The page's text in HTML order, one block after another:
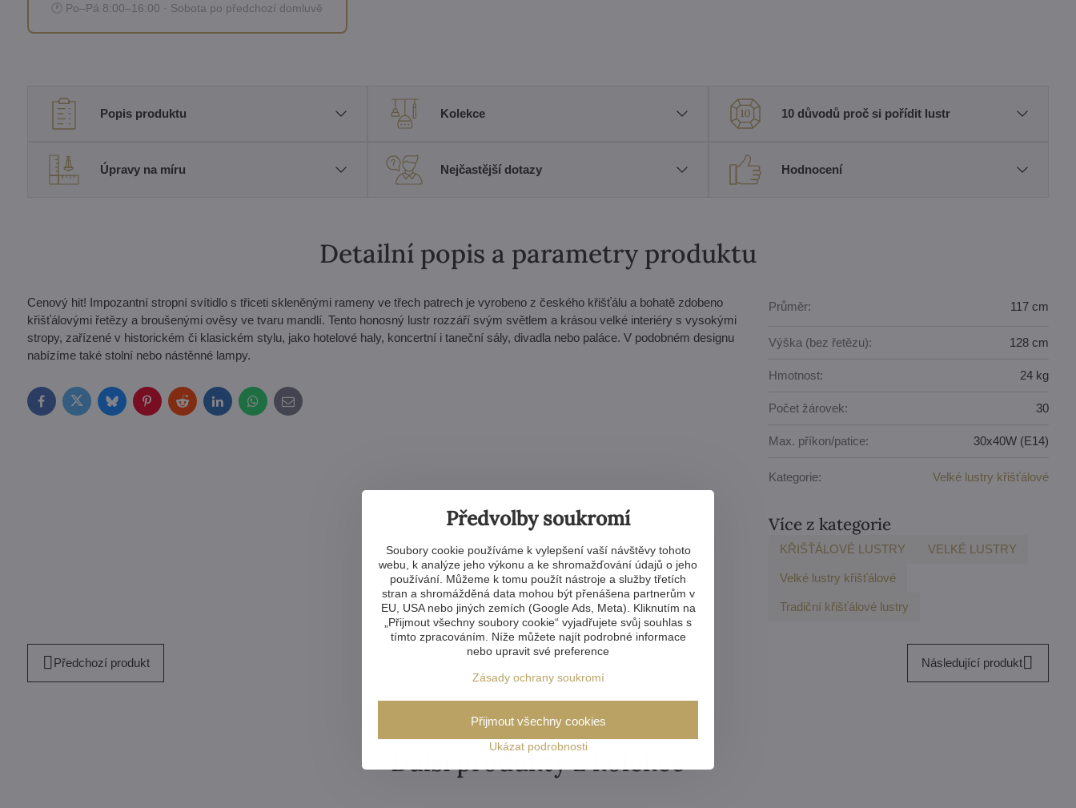
🕐 Po–Pá 8:00–16:00 · Sobota po předchozí domluvě
Popis produktu Kolekce 10 důvodů proč si pořídit lustr
Úpravy na míru Nejčastější dotazy Hodnocení
Detailní popis a parametry produktu
Cenový hit! Impozantní stropní svítidlo s třiceti skleněnými rameny ve třech patrech je vyrobeno z českého křišťálu a bohatě zdobeno
křišťálovými řetězy a broušenými ověsy ve tvaru mandlí. Tento honosný lustr rozzáří svým světlem a krásou velké interiéry s vysokými
stropy, zařízené v historickém či klasickém stylu, jako hotelové haly, koncertní i taneční sály, divadla nebo paláce. V podobném designu
nabízíme také stolní nebo nástěnné lampy.
FacebookTwitterBlueskyPinterestRedditLinkedInWhatsApp
E-
mail
Průměr: 117 cm
Výška (bez řetězu): 128 cm
Hmotnost: 24 kg
Počet žárovek: 30
Max. příkon/patice: 30x40W (E14)
Kategorie: Velké lustry křišťálové
Více z kategorie
KŘIŠŤÁLOVÉ LUSTRY VELKÉ LUSTRY
Velké lustry křišťálové
Tradiční křišťálové lustry
Předchozí produkt Následující produkt
Další produkty z kolekce
Předvolby soukromí
Soubory cookie používáme k vylepšení vaší návštěvy tohoto
webu, k analýze jeho výkonu a ke shromažďování údajů o jeho
používání. Můžeme k tomu použít nástroje a služby třetích
stran a shromážděná data mohou být přenášena partnerům v
EU, USA nebo jiných zemích (Google Ads, Meta). Kliknutím na
„Přijmout všechny soubory cookie“ vyjadřujete svůj souhlas s
tímto zpracováním. Níže můžete najít podrobné informace
nebo upravit své preference
Zásady ochrany soukromí
Ukázat podrobnosti
Přijmout všechny cookies